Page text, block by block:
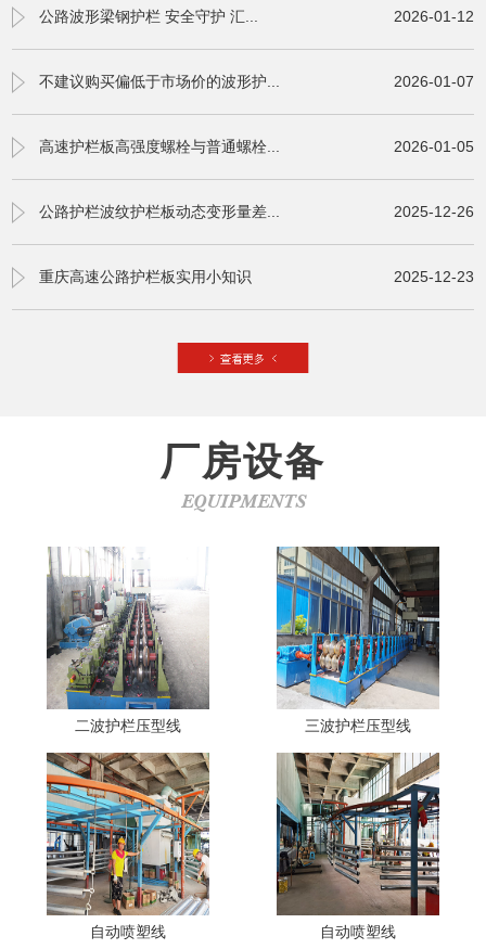
公路波形梁钢护栏 安全守护 汇... 2026-01-12
不建议购买偏低于市场价的波形护... 2026-01-07
高速护栏板高强度螺栓与普通螺栓... 2026-01-05
公路护栏波纹护栏板动态变形量差... 2025-12-26
重庆高速公路护栏板实用小知识 2025-12-23
厂房设备
EQUIPMENTS
二波护栏压型线 三波护栏压型线
自动喷塑线 自动喷塑线